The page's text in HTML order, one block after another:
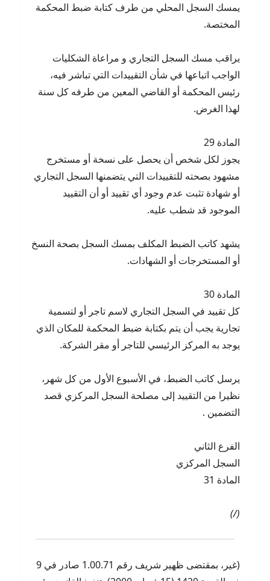
يمسك السجل المحلي من طرف كتابة ضبط المحكمة
المختصة.
يراقب مسك السجل التجاري و مراعاة الشكليات
الواجب اتباعها في شأن التقييدات التي تباشر فيه،
رئيس المحكمة أو القاضي المعين من طرفه كل سنة
لهذا الغرض.
المادة 29
يجوز لكل شخص أن يحصل على نسخة أو مستخرج
مشهود بصحته للتقييدات التي يتضمنها السجل التجاري
أو شهادة تثبت عدم وجود أي تقييد أو أن التقييد
الموجود قد شطب عليه.
يشهد كاتب الضبط المكلف بمسك السجل بصحة النسخ
أو المستخرجات أو الشهادات.
المادة 30
كل تقييد في السجل التجاري لاسم تاجر أو لتسمية
تجارية يجب أن يتم بكتابة ضبط المحكمة للمكان الذي
يوجد به المركز الرئيسي للتاجر أو مقر الشركة.
يرسل كاتب الضبط، في الأسبوع الأول من كل شهر،
نظيرا من التقييد إلى مصلحة السجل المركزي قصد
التضمين .
الفرع الثاني
السجل المركزي
المادة 31
(/)
(غير، بمقتضى ظهير شريف رقم 1.00.71 صادر في 9